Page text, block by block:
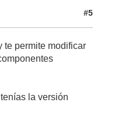
#5
te permite modificar
la versión